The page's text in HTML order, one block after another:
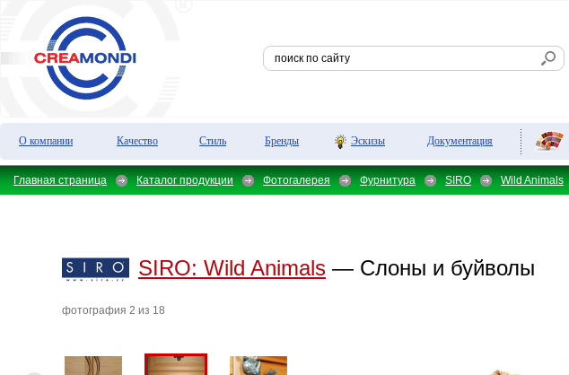
О компании Качество Стиль Бренды Эскизы Документация
Главная страница Каталог продукции Фотогалерея Фурнитура SIRO Wild Animals
SIRO: Wild Animals — Слоны и буйволы
фотография 2 из 18